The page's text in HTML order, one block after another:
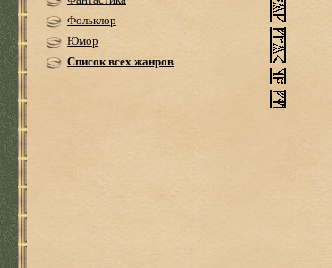
Фольклор
Юмор
Список всех жанров